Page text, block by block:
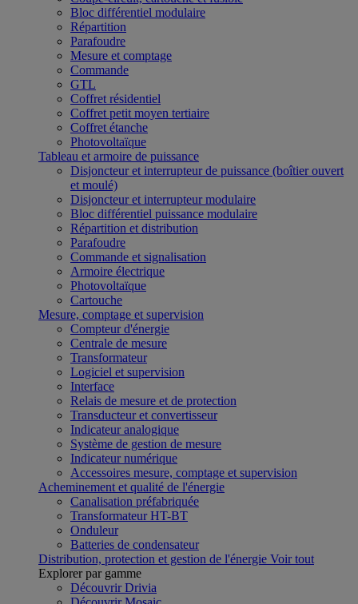
Bloc différentiel modulaire
Répartition
Parafoudre
Mesure et comptage
Commande
GTL
Coffret résidentiel
Coffret petit moyen tertiaire
Coffret étanche
Photovoltaïque
Tableau et armoire de puissance
Disjoncteur et interrupteur de puissance (boîtier ouvert
et moulé)
Disjoncteur et interrupteur modulaire
Bloc différentiel puissance modulaire
Répartition et distribution
Parafoudre
Commande et signalisation
Armoire électrique
Photovoltaïque
Cartouche
Mesure, comptage et supervision
Compteur d'énergie
Centrale de mesure
Transformateur
Logiciel et supervision
Interface
Relais de mesure et de protection
Transducteur et convertisseur
Indicateur analogique
Système de gestion de mesure
Indicateur numérique
Accessoires mesure, comptage et supervision
Acheminement et qualité de l'énergie
Canalisation préfabriquée
Transformateur HT-BT
Onduleur
Batteries de condensateur
Distribution, protection et gestion de l'énergie Voir tout
Explorer par gamme
Découvrir Drivia